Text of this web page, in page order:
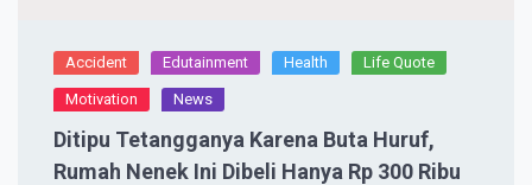
Accident Edutainment Health Life Quote
Motivation News
Ditipu Tetangganya Karena Buta Huruf,
Rumah Nenek Ini Dibeli Hanya Rp 300 Ribu